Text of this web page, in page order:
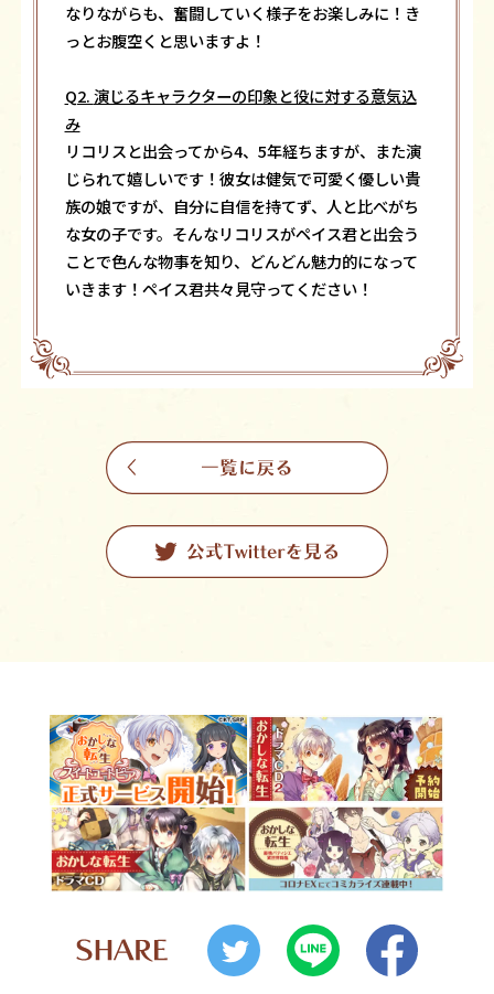
なりながらも、奮闘していく様子をお楽しみに！き
っとお腹空くと思いますよ！
Q2.演じるキャラクターの印象と役に対する意気込
み
リコリスと出会ってから4、5年経ちますが、また演
じられて嬉しいです！彼女は健気で可愛く優しい貴
族の娘ですが、自分に自信を持てず、人と比べがち
な女の子です。そんなリコリスがペイス君と出会う
ことで色んな物事を知り、どんどん魅力的になって
いきます！ペイス君共々見守ってください！